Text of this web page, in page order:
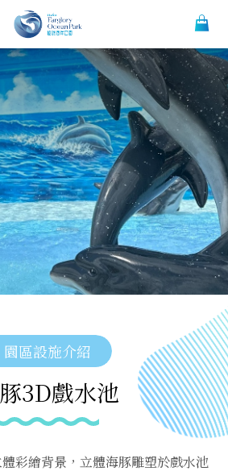
園區設施介紹
3D戲水池
彩繪背景，立體海豚雕塑於戲水池